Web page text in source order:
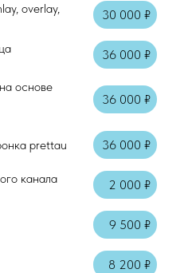
стоматолога-
"Артикаин"
36 000 ₽
36 000 ₽
основе
30 000 ₽
overlay,
36 000 ₽
prettau
9 500 ₽
8 200 ₽
2 000 ₽
канала